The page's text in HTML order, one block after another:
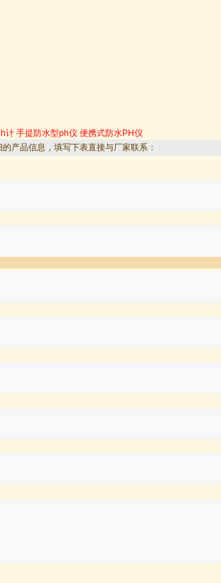
计 手提防水型ph仪 便携式防水PH仪
产品信息，填写下表直接与厂家联系：